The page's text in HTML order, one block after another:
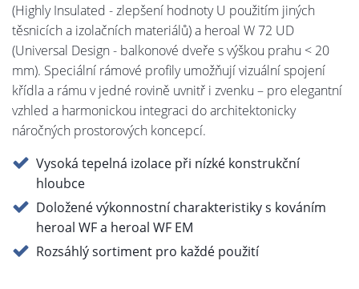
(Highly Insulated - zlepšení hodnoty U použitím jiných
těsnicích a izolačních materiálů) a heroal W 72 UD
(Universal Design - balkonové dveře s výškou prahu < 20
mm). Speciální rámové profily umožňují vizuální spojení
křídla a rámu v jedné rovině uvnitř i zvenku – pro elegantní
vzhled a harmonickou integraci do architektonicky
náročných prostorových koncepcí.
Vysoká tepelná izolace při nízké konstrukční
hloubce
Doložené výkonnostní charakteristiky s kováním
heroal WF a heroal WF EM
Rozsáhlý sortiment pro každé použití